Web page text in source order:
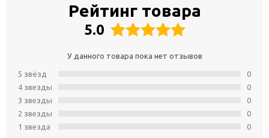
Рейтинг товара
5.0
У данного товара пока нет отзывов
5 звёзд
4 звeзды
3 звeзды
2 звeзды
1 звeзда
0
0
0
0
0